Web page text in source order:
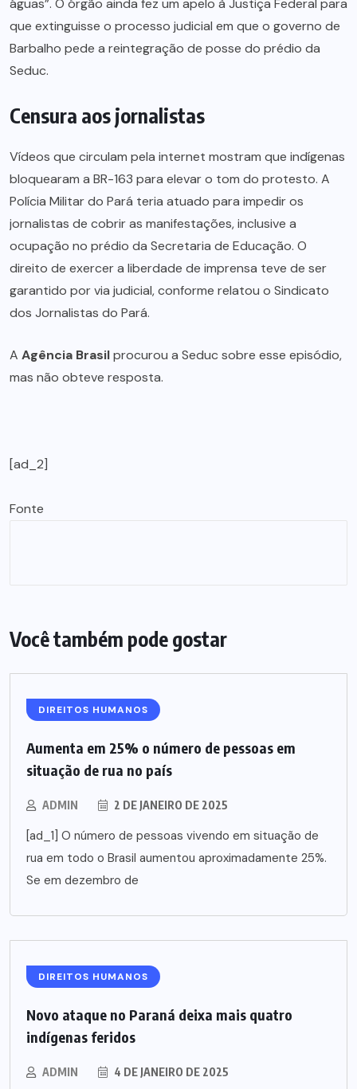
águas”. O órgão ainda fez um apelo à Justiça Federal para
que extinguisse o processo judicial em que o governo de
Barbalho pede a reintegração de posse do prédio da
Seduc.
Censura aos jornalistas
Vídeos que circulam pela internet mostram que indígenas
bloquearam a BR-163 para elevar o tom do protesto. A
Polícia Militar do Pará teria atuado para impedir os
jornalistas de cobrir as manifestações, inclusive a
ocupação no prédio da Secretaria de Educação. O
direito de exercer a liberdade de imprensa teve de ser
garantido por via judicial, conforme relatou o Sindicato
dos Jornalistas do Pará.
A Agência Brasilprocurou a Seduc sobre esse episódio,
mas não obteve resposta.
[ad_2]
Fonte
Você também pode gostar
DIREITOS HUMANOS
Aumenta em 25% o número de pessoas em
situação de rua no país
ADMIN 2 DE JANEIRO DE 2025
[ad_1] O número de pessoas vivendo em situação de
rua em todo o Brasil aumentou aproximadamente 25%.
Se em dezembro de
DIREITOS HUMANOS
Novo ataque no Paraná deixa mais quatro
indígenas feridos
ADMIN 4 DE JANEIRO DE 2025